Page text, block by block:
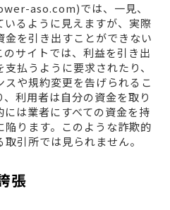
aso.com)では、一見、
るように見えますが、実際
金を引き出すことができない
サイトでは、利益を引き出
払うように要求されたり、
や規約変更を告げられるこ
利用者は自分の資金を取り
は業者にすべての資金を持
陥ります。このような詐欺的
引所では見られません。
張